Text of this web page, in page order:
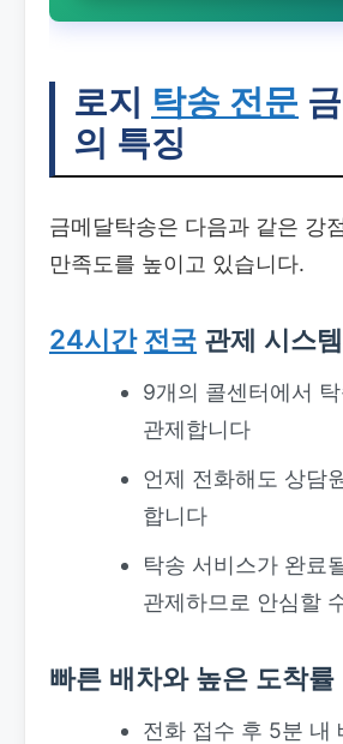
로지 탁송 전문
의 특징
금메달탁송은 다음과 같은 강
만족도를 높이고 있습니다.
24시간 전국 관제 시스템
9개의 콜센터에서
관제합니다
언제 전화해도 상담
합니다
탁송 서비스가 완료
관제하므로 안심할
빠른 배차와 높은 도착률
전화 접수 후 5분 내